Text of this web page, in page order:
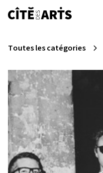
Toutes les catégories